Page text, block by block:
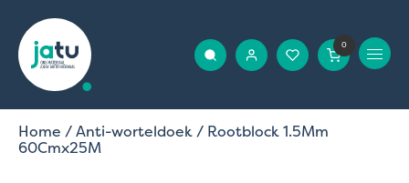
0
Home /Anti-worteldoek/ Rootblock 1.5Mm
60Cmx25M